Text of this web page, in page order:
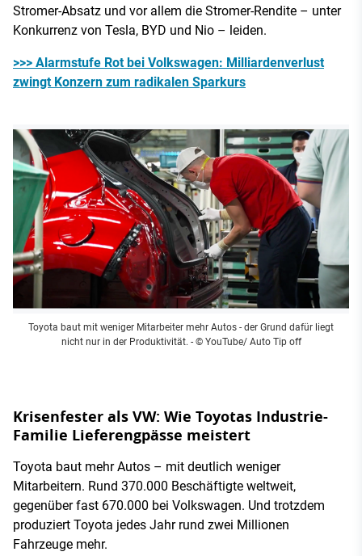
Stromer-Absatz und vor allem die Stromer-Rendite – unter
Konkurrenz von Tesla, BYD und Nio – leiden.
>>> Alarmstufe Rot bei Volkswagen: Milliardenverlust
zwingt Konzern zum radikalen Sparkurs
Toyota baut mit weniger Mitarbeiter mehr Autos - der Grund dafür liegt
nicht nur in der Produktivität. - © YouTube/ Auto Tip off
Krisenfester als VW: Wie Toyotas Industrie-
Familie Lieferengpässe meistert
Toyota baut mehr Autos – mit deutlich weniger
Mitarbeitern. Rund 370.000 Beschäftigte weltweit,
gegenüber fast 670.000 bei Volkswagen. Und trotzdem
produziert Toyota jedes Jahr rund zwei Millionen
Fahrzeuge mehr.